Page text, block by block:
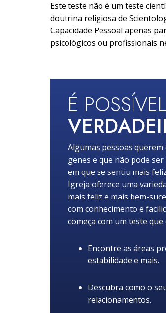
Este teste não é um teste
doutrina religiosa de
Capacidade Pessoal apenas
psicológicos ou profissionais
É
Algumas pessoas
genes e que não pode
em que se sentiu mais
Igreja oferece uma
mais feliz e mais bem-
com conhecimento e
começa com um teste
Encontre as áreas
estabilidade e mais.
Descubra como o
relacionamentos.